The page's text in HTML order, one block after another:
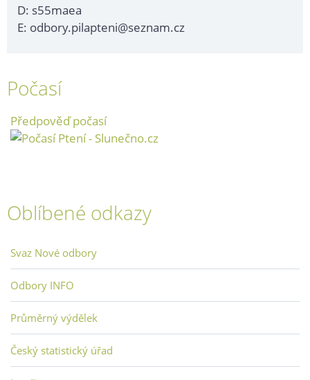
D: s55maea
E: odbory.pilapteni@seznam.cz
Počasí
Předpověď počasí
Oblíbené odkazy
Svaz Nové odbory
Odbory INFO
Průměrný výdělek
Český statistický úřad